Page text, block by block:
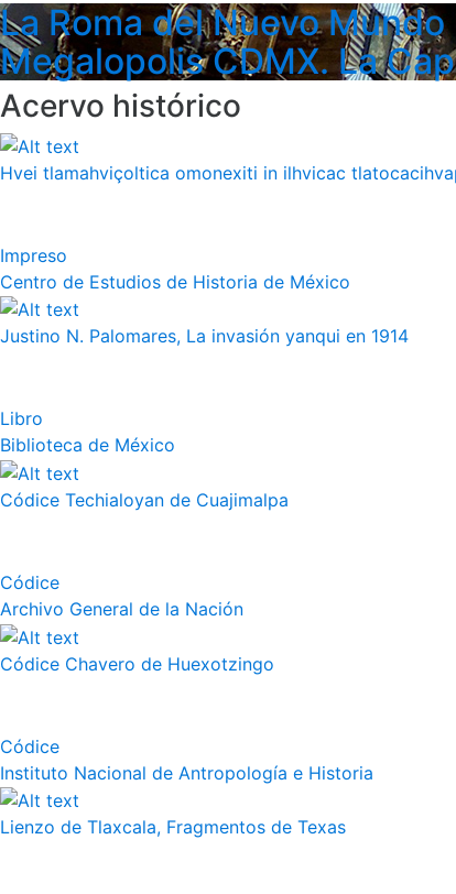
La Roma del Nuevo Mundo
Megalopolis CDMX. La
Acervo histórico
Hvei tlamahviçoltica omonexiti in ilhvicac
Impreso
Centro de Estudios de Historia de México
Justino N. Palomares, La invasión yanqui en 1914
Libro
Biblioteca de México
Códice Techialoyan de Cuajimalpa
Códice
Archivo General de la Nación
Códice Chavero de Huexotzingo
Códice
Instituto Nacional de Antropología e Historia
Lienzo de Tlaxcala, Fragmentos de Texas